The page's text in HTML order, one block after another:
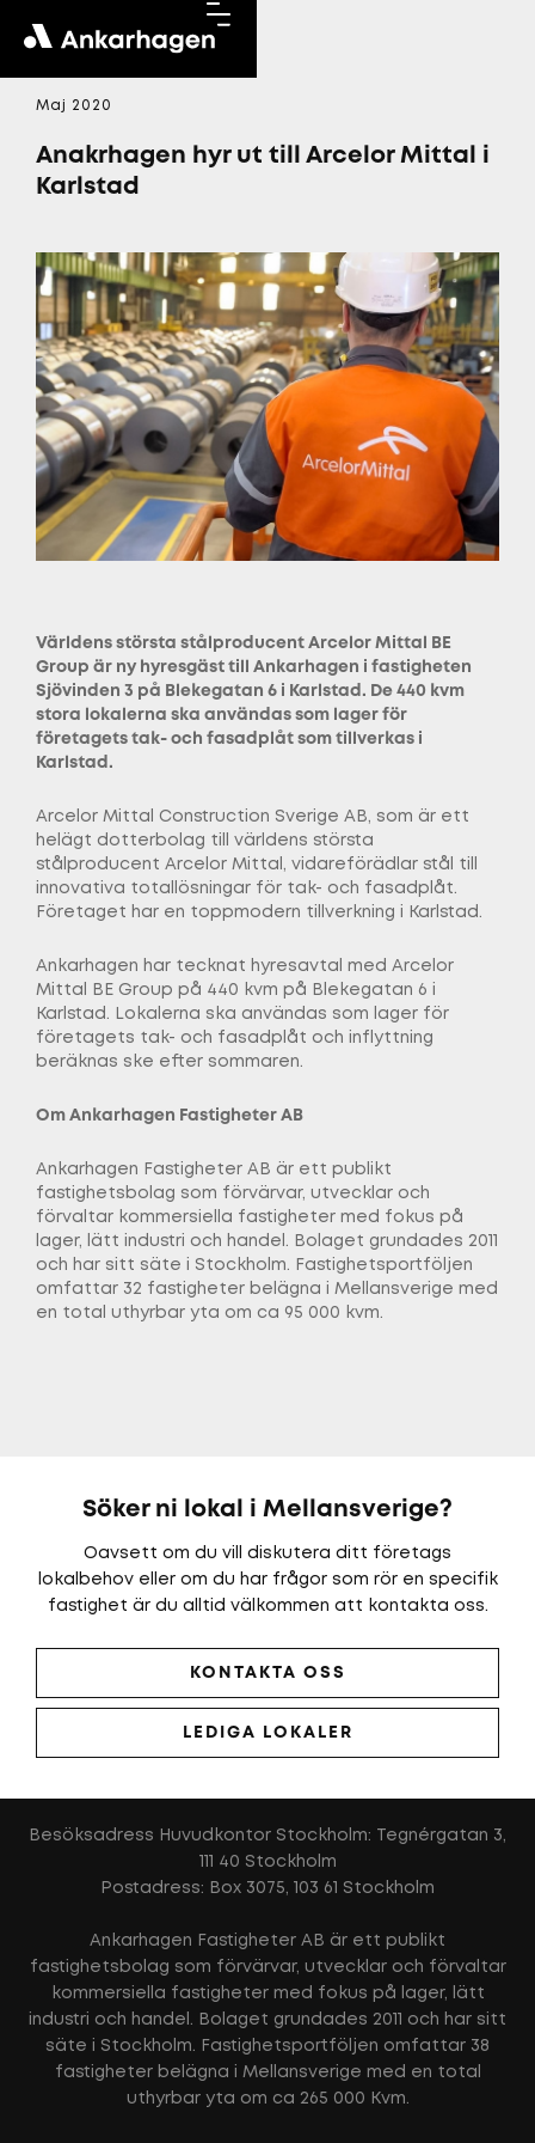
Maj 2020
Anakrhagen hyr ut till Arcelor Mittal i
Karlstad
Världens största stålproducent Arcelor Mittal BE
Group är ny hyresgäst till Ankarhagen i fastigheten
Sjövinden 3 på Blekegatan 6 i Karlstad. De 440 kvm
stora lokalerna ska användas som lager för
företagets tak- och fasadplåt som tillverkas i
Karlstad.
Arcelor Mittal Construction Sverige AB, som är ett
helägt dotterbolag till världens största
stålproducent Arcelor Mittal, vidareförädlar stål till
innovativa totallösningar för tak- och fasadplåt.
Företaget har en toppmodern tillverkning i Karlstad.
Ankarhagen har tecknat hyresavtal med Arcelor
Mittal BE Group på 440 kvm på Blekegatan 6 i
Karlstad. Lokalerna ska användas som lager för
företagets tak- och fasadplåt och inflyttning
beräknas ske efter sommaren.
Om Ankarhagen Fastigheter AB
Ankarhagen Fastigheter AB är ett publikt
fastighetsbolag som förvärvar, utvecklar och
förvaltar kommersiella fastigheter med fokus på
lager, lätt industri och handel. Bolaget grundades 2011
och har sitt säte i Stockholm. Fastighetsportföljen
omfattar 32 fastigheter belägna i Mellansverige med
en total uthyrbar yta om ca 95 000 kvm.
Söker ni lokal i Mellansverige?
Oavsett om du vill diskutera ditt företags
lokalbehov eller om du har frågor som rör en specifik
fastighet är du alltid välkommen att kontakta oss.
KONTAKTA OSS
LEDIGA LOKALER
Besöksadress Huvudkontor Stockholm: Tegnérgatan 3,
111 40 Stockholm
Postadress: Box 3075, 103 61 Stockholm
Ankarhagen Fastigheter AB är ett publikt
fastighetsbolag som förvärvar, utvecklar och förvaltar
kommersiella fastigheter med fokus på lager, lätt
industri och handel. Bolaget grundades 2011 och har sitt
säte i Stockholm. Fastighetsportföljen omfattar 38
fastigheter belägna i Mellansverige med en total
uthyrbar yta om ca 265 000 Kvm.